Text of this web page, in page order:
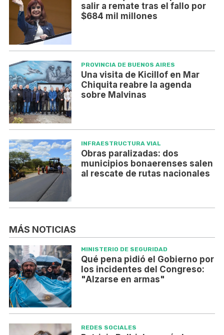
salir a remate tras el fallo por
$684 mil millones
PROVINCIA DE BUENOS AIRES
Una visita de Kicillof en Mar
Chiquita reabre la agenda
sobre Malvinas
INFRAESTRUCTURA VIAL
Obras paralizadas: dos
municipios bonaerenses salen
al rescate de rutas nacionales
MÁS NOTICIAS
MINISTERIO DE SEGURIDAD
Qué pena pidió el Gobierno por
los incidentes del Congreso:
"Alzarse en armas"
REDES SOCIALES